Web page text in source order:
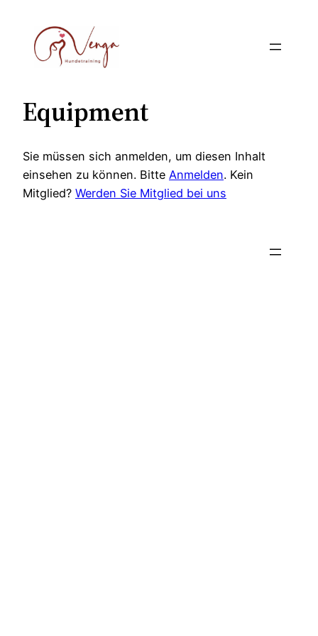
springen
Equipment
Sie müssen sich anmelden, um diesen Inhalt
einsehen zu können. Bitte Anmelden. Kein
Mitglied? Werden Sie Mitglied bei uns